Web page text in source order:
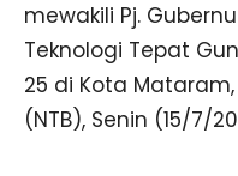
mewakili Pj.
Teknologi Tepat
25 di Kota
(NTB), Senin (15/7/